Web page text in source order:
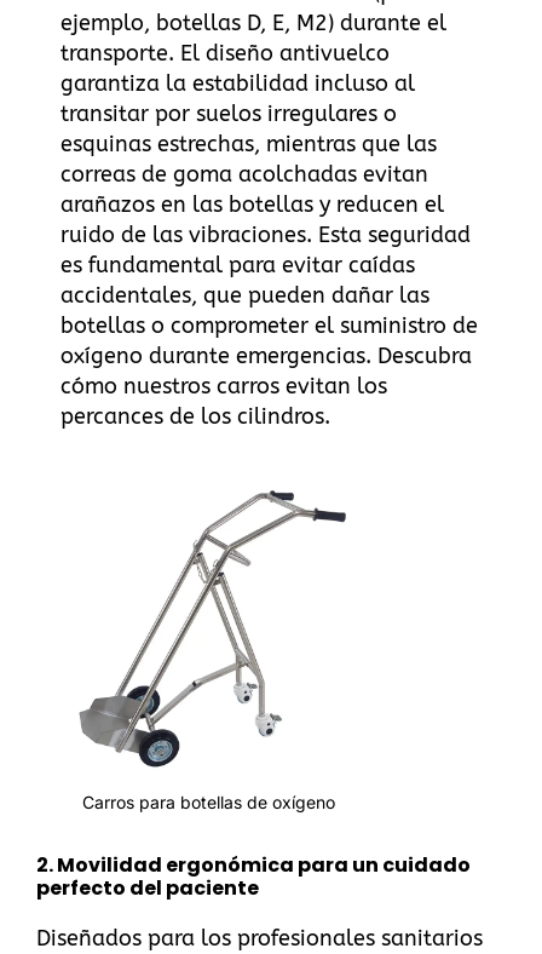
ejemplo, botellas D, E, M2) durante el
transporte. El diseño antivuelco
garantiza la estabilidad incluso al
transitar por suelos irregulares o
esquinas estrechas, mientras que las
correas de goma acolchadas evitan
arañazos en las botellas y reducen el
ruido de las vibraciones. Esta seguridad
es fundamental para evitar caídas
accidentales, que pueden dañar las
botellas o comprometer el suministro de
oxígeno durante emergencias. Descubra
cómo nuestros carros evitan los
percances de los cilindros.
Carros para botellas de oxígeno
2.Movilidad ergonómica para un cuidado
perfecto del paciente
Diseñados para los profesionales sanitarios